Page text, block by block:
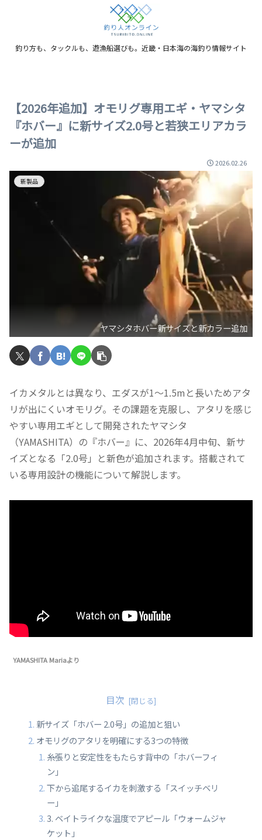
釣り方も、タックルも、遊漁船選びも。近畿・日本海の海釣り情報サイト
【2026年追加】オモリグ専用エギ・ヤマシタ
『ホバー』に新サイズ2.0号と若狭エリアカラ
ーが追加
2026.02.26
新製品
ヤマシタホバー新サイズと新カラー追加
イカメタルとは異なり、エダスが1～1.5mと長いためアタ
リが出にくいオモリグ。その課題を克服し、アタリを感じ
やすい専用エギとして開発されたヤマシタ
（YAMASHITA）の『ホバー』に、2026年4月中旬、新サ
イズとなる「2.0号」と新色が追加されます。搭載されて
いる専用設計の機能について解説します。
YAMASHITA Mariaより
目次
新サイズ「ホバー 2.0号」の追加と狙い
オモリグのアタリを明確にする3つの特徴
糸張りと安定性をもたらす背中の「ホバーフィ
ン」
下から追尾するイカを刺激する「スイッチベリ
ー」
3. ベイトライクな温度でアピール「ウォームジャ
ケット」